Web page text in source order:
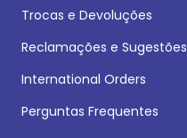
Trocas e Devoluções
Reclamações e Sugestões
International Orders
Perguntas Frequentes